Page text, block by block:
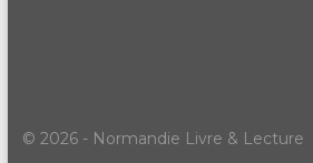
© 2026 - Normandie Livre & Lecture